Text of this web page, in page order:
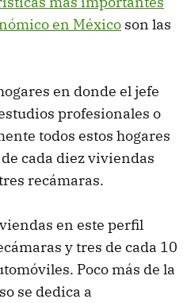
en México son las
en donde el jefe
profesionales o
todos estos hogares
cada diez viviendas
recámaras.
en este perfil
y tres de cada 10
Poco más de la
se dedica a